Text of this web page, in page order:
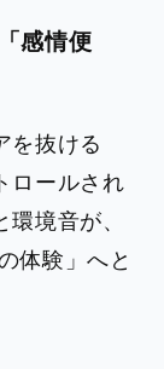
感情便
を抜ける
ロールされ
境音が、
体験」へと